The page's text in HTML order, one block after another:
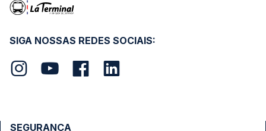
SIGA NOSSAS REDES SOCIAIS:
SEGURANÇA